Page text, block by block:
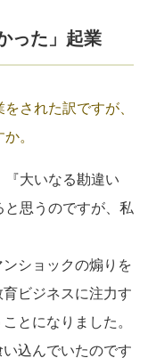
った」起業
された訳ですが、
。
『大いなる勘違い
思うのですが、私
ショックの煽りを
ビジネスに注力す
とになりました。
込んでいたのです